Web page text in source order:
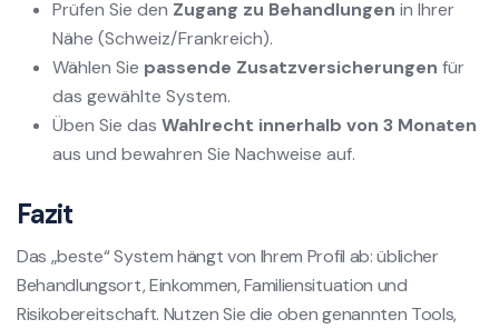
Prüfen Sie den Zugang zu Behandlungen in Ihrer
Nähe (Schweiz/Frankreich).
Wählen Sie passende Zusatzversicherungen für
das gewählte System.
Üben Sie das Wahlrecht innerhalb von 3 Monaten
aus und bewahren Sie Nachweise auf.
Fazit
Das „beste“ System hängt von Ihrem Profil ab: üblicher
Behandlungsort, Einkommen, Familiensituation und
Risikobereitschaft. Nutzen Sie die oben genannten Tools,